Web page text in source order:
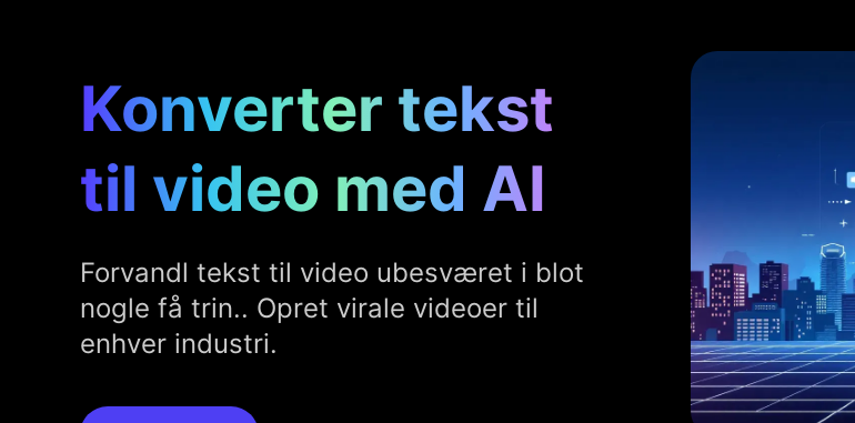
Konverter tekst
til video med AI
Forvandl tekst til video ubesværet i blot
nogle få trin.. Opret virale videoer til
enhver industri.